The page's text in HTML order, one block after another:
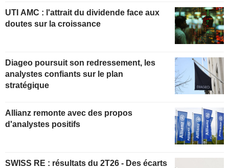
UTI AMC : l'attrait du dividende face aux
doutes sur la croissance
Diageo poursuit son redressement, les
analystes confiants sur le plan
stratégique
Allianz remonte avec des propos
d'analystes positifs
SWISS RE : résultats du 2T26 - Des écarts